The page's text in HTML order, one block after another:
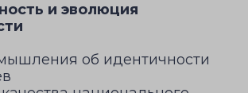
и эволюция
об идентичности